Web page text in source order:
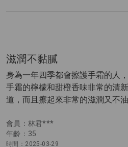
會員：林君***
年齡：35
時間：2025-03-29
滋潤不黏膩
身為一年四季都會擦護手霜的人
手霜的檸檬和甜橙香味非常的清
道，而且擦起來非常的滋潤又不